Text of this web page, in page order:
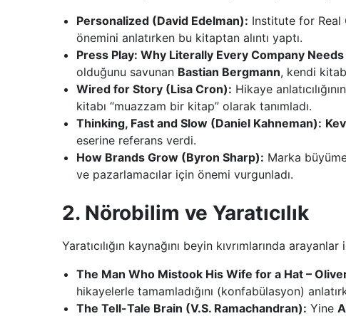
Personalized (David Edelman): Institute for Real
önemini anlatırken bu kitaptan alıntı yaptı.
Press Play: Why Literally Every Company
olduğunu savunan Bastian Bergmann, kendi
Wired for Story (Lisa Cron): Hikaye
kitabı “muazzam bir kitap” olarak tanımladı.
Thinking, Fast and Slow (Daniel Kahneman):
eserine referans verdi.
How Brands Grow (Byron Sharp): Marka
ve pazarlamacılar için önemi vurgunladı.
2. Nörobilim ve Yaratıcılık
Yaratıcılığın kaynağını beyin kıvrımlarında
The Man Who Mistook His Wife for a Hat –
hikayelerle tamamladığını (konfabülasyon)
The Tell-Tale Brain (V.S. Ramachandran): Yine